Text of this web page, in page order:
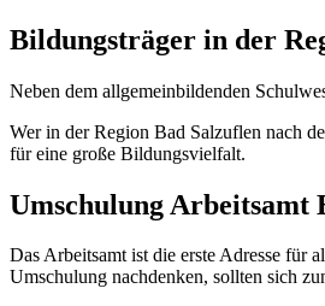
Bildungsträger in der
Neben dem allgemeinbildenden
Wer in der Region Bad Salzuflen nach
für eine große Bildungsvielfalt.
Umschulung Arbeitsamt
Das Arbeitsamt ist die erste Adresse für
Umschulung nachdenken, sollten sich